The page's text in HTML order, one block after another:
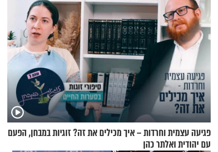
פגיעה עצמית וחרדות – איך מכילים את זה? זוגיות במבחן, הפעם
עם יהודית ואלתר כהן